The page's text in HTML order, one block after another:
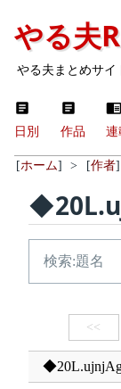
やる夫
やる夫まとめサイ
日別 作品 連
[ホーム] > [作者]
<<